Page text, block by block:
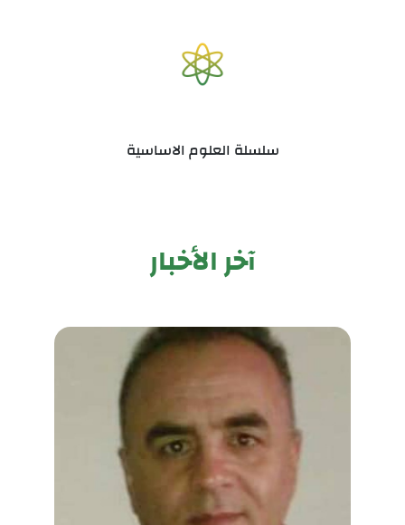
سلسلة العلوم الاساسية
آخر الأخبار